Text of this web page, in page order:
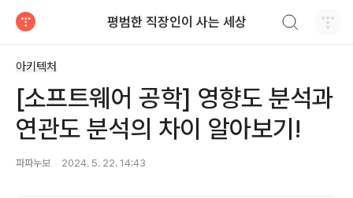
평범한 직장인이 사는 세상
아키텍처
[소프트웨어 공학] 영향도 분석과
연관도 분석의 차이 알아보기!
파파누보 2024. 5. 22. 14:43